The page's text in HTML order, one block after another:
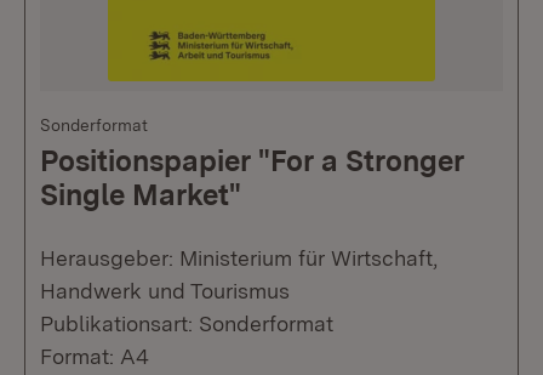
Sonderformat
Positionspapier "For a Stronger
Single Market"
Herausgeber: Ministerium für Wirtschaft,
Handwerk und Tourismus
Publikationsart: Sonderformat
Format: A4